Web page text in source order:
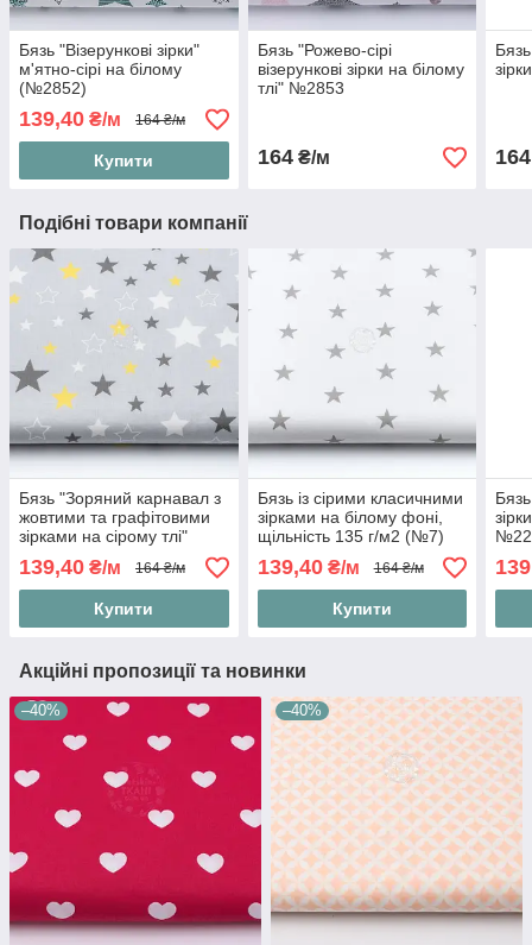
Бязь "Візерункові зірки"
м'ятно-сірі на білому
(№2852)
139,40 ₴/м 164 ₴/м
Купити
Бязь "Рожево-сірі
візерункові зірки на білому
тлі" №2853
164₴/м 164
Подібні товари компанії
Бязь "Зоряний карнавал з
жовтими та графітовими
зірками на сірому тлі"
139,40 ₴/м 164 ₴/м
Купити
Бязь із сірими класичними
зірками на білому фоні,
щільність 135 г/м2 (№7)
139,40₴/м 164 ₴/м
Купити
Акційні пропозиції та новинки
–40% –40%